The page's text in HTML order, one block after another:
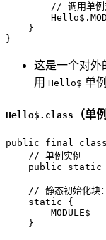
// 调用单例
    }
}
这是一个对外
用 Hello$ 单
Hello$.class （单
public final class
// 单例实例
public
static
// 静态初始化块
static {
        MODULE$ =
    }